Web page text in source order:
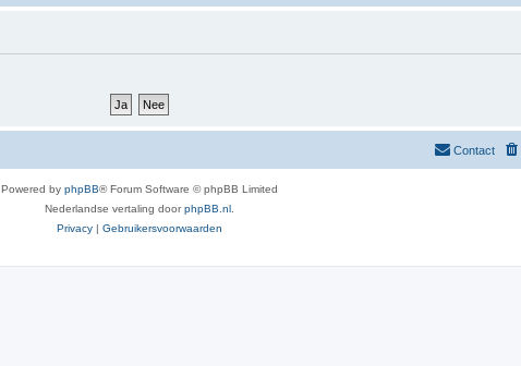
Contact
Powered by phpBB® Forum Software © phpBB Limited
Nederlandse vertaling doorphpBB.nl
Privacy | Gebruikersvoorwaarden